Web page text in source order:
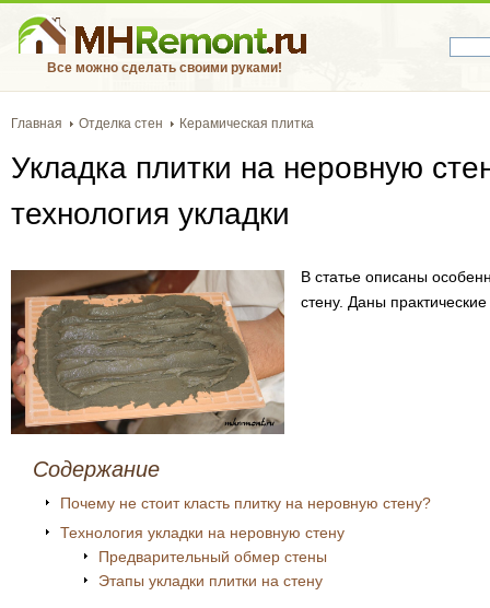
Все можно сделать своими руками!
Главная Отделка стен Керамическая плитка
Укладка плитки на неровную
технология укладки
В статье описаны
стену. Даны
Содержание
Почему не стоит класть плитку на неровную стену?
Технология укладки на неровную стену
Предварительный обмер стены
Этапы укладки плитки на стену